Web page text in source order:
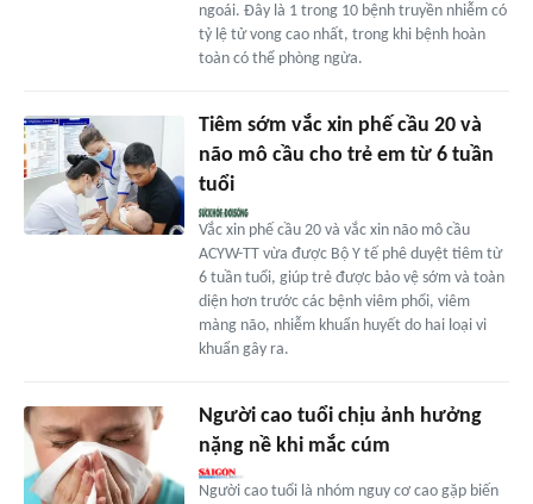
ngoái. Đây là 1 trong 10 bệnh truyền nhiễm có
tỷ lệ tử vong cao nhất, trong khi bệnh hoàn
toàn có thể phòng ngừa.
Tiêm sớm vắc xin phế cầu 20 và
não mô cầu cho trẻ em từ 6 tuần
tuổi
Vắc xin phế cầu 20 và vắc xin não mô cầu
ACYW-TT vừa được Bộ Y tế phê duyệt tiêm từ
6 tuần tuổi, giúp trẻ được bảo vệ sớm và toàn
diện hơn trước các bệnh viêm phổi, viêm
màng não, nhiễm khuẩn huyết do hai loại vi
khuẩn gây ra.
Người cao tuổi chịu ảnh hưởng
nặng nề khi mắc cúm
Người cao tuổi là nhóm nguy cơ cao gặp biến